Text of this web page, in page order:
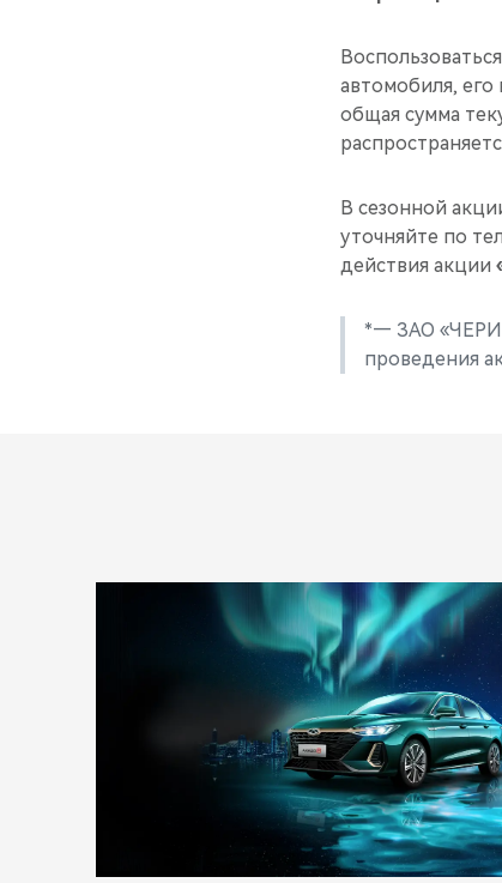
автомобиля, его
общая сумма
В сезонной
уточняйте по
действия акции
*— ЗАО «ЧЕРИ
проведения